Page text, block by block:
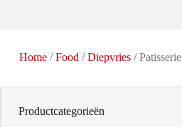
Home/Food /Diepvries/ Patisserie
Productcategorieën